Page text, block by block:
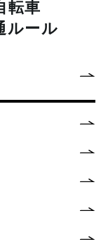
転車
ルール